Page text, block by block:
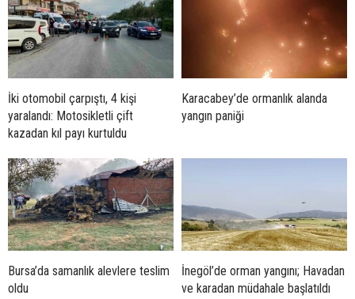
İki otomobil çarpıştı, 4 kişi
yaralandı: Motosikletli çift
kazadan kıl payı kurtuldu
Karacabey’de ormanlık alanda
yangın paniği
Bursa’da samanlık alevlere teslim
oldu
İnegöl’de orman yangını; Havadan
ve karadan müdahale başlatıldı